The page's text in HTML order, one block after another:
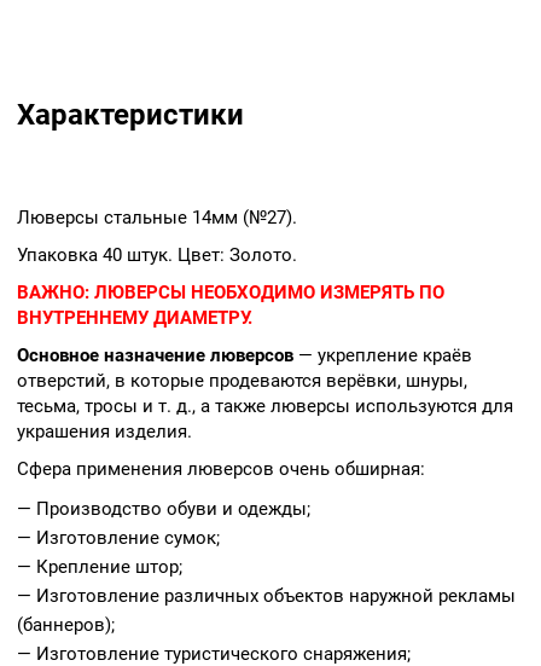
Характеристики
Люверсы стальные 14мм (№27).
Упаковка 40 штук. Цвет: Золото.
ВАЖНО: ЛЮВЕРСЫ НЕОБХОДИМО ИЗМЕРЯТЬ ПО
ВНУТРЕННЕМУ ДИАМЕТРУ.
Основное назначение люверсов — укрепление краёв
отверстий, в которые продеваются верёвки, шнуры,
тесьма, тросы и т. д., а также люверсы используются для
украшения изделия.
Сфера применения люверсов очень обширная:
— Производство обуви и одежды;
— Изготовление сумок;
— Крепление штор;
— Изготовление различных объектов наружной рекламы
(баннеров);
— Изготовление туристического снаряжения;